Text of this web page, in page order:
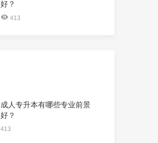
好？
413
成人专升本有哪些专业前景
好？
413